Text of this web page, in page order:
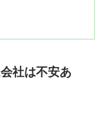
社は不安あ